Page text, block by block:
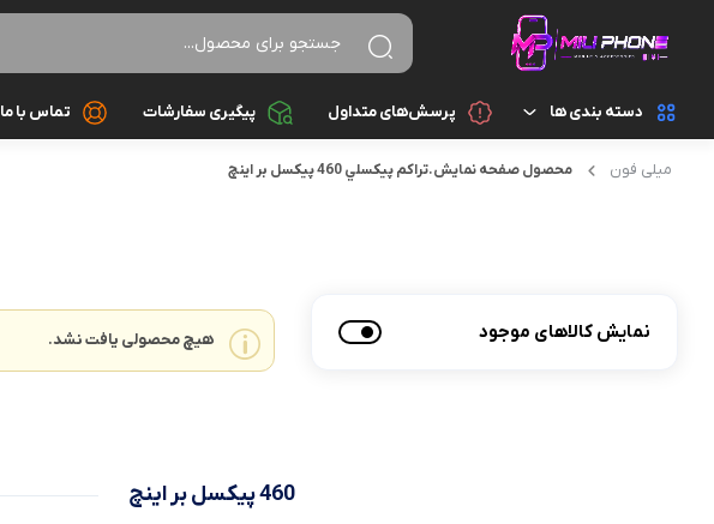
دسته بندی ها
تجهیزات جانبی اسپیکر
تبدیل و رابط
پرسش‌های متداول پیگیری سفارشات تماس با ما
میلی فون محصول صفحه نمايش.تراکم پيکسلي460 پیکسل بر اینچ
نمایش کالاهای موجود هیچ محصولی یافت نشد.
460 پیکسل بر اینچ